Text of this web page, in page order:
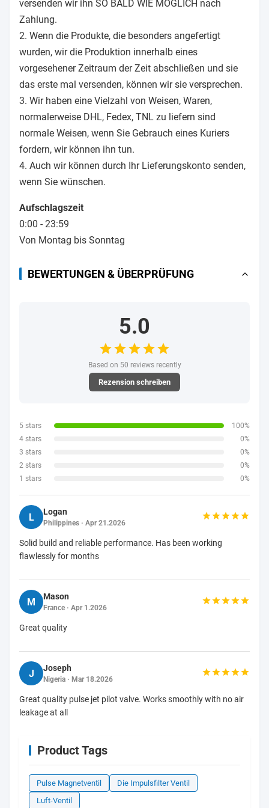
versenden wir ihn SO BALD WIE MÖGLICH nach
Zahlung.
2. Wenn die Produkte, die besonders angefertigt
wurden, wir die Produktion innerhalb eines
vorgesehener Zeitraum der Zeit abschließen und sie
das erste mal versenden, können wir sie versprechen.
3. Wir haben eine Vielzahl von Weisen, Waren,
normalerweise DHL, Fedex, TNL zu liefern sind
normale Weisen, wenn Sie Gebrauch eines Kuriers
fordern, wir können ihn tun.
4. Auch wir können durch Ihr Lieferungskonto senden,
wenn Sie wünschen.
Aufschlagszeit
0:00 - 23:59
Von Montag bis Sonntag
BEWERTUNGEN & ÜBERPRÜFUNG
5.0
Based on 50 reviews recently
Rezension schreiben
5 stars
100%
4 stars
0%
3 stars
0%
2 stars
0%
1 stars
0%
L Logan
Philippines · Apr 21.2026
Solid build and reliable performance. Has been working
flawlessly for months
M Mason
France · Apr 1.2026
Great quality
J Joseph
Nigeria · Mar 18.2026
Great quality pulse jet pilot valve. Works smoothly with no air
leakage at all
Product Tags
Pulse Magnetventil
Die Impulsfilter Ventil
Luft-Ventil